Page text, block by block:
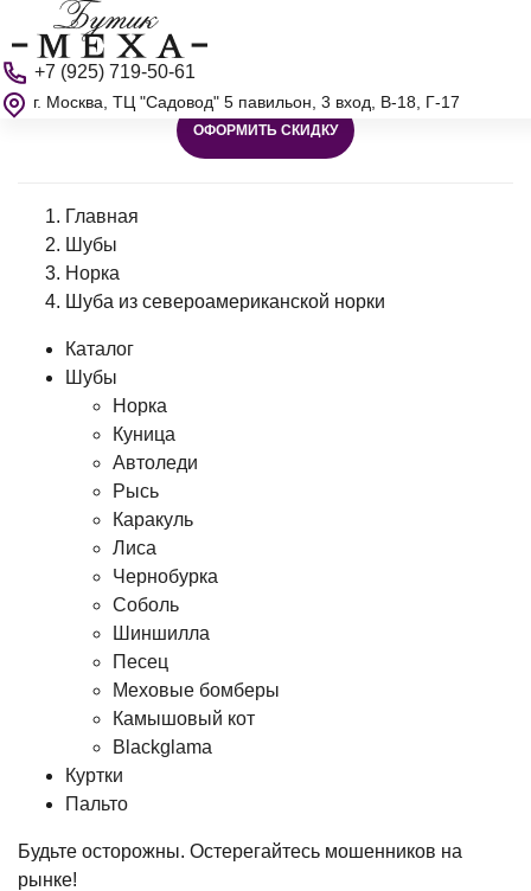
+7 (925) 719-50-61
г. Москва, ТЦ "Садовод" 5 павильон, 3 вход, В-18, Г-17
ОФОРМИТЬ СКИДКУ
Главная
Шубы
Норка
Шуба из североамериканской норки
Каталог
Шубы
Норка
Куница
Автоледи
Рысь
Каракуль
Лиса
Чернобурка
Соболь
Шиншилла
Песец
Меховые бомберы
Камышовый кот
Blackglama
Куртки
Пальто
Будьте осторожны. Остерегайтесь мошенников на
рынке!